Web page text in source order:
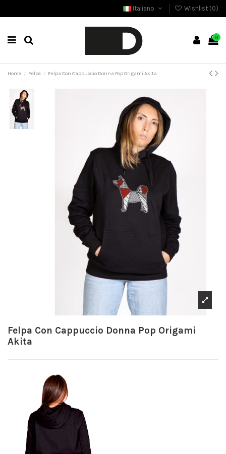
Italiano Wishlist (0)
0
Home Felpe Felpa Con Cappuccio Donna Pop Origami Akita
Felpa Con Cappuccio Donna Pop Origami
Akita